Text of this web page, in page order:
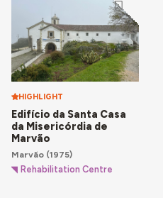
HIGHLIGHT
Edifício da Santa Casa
da Misericórdia de
Marvão
Marvão(1975)
Rehabilitation Centre